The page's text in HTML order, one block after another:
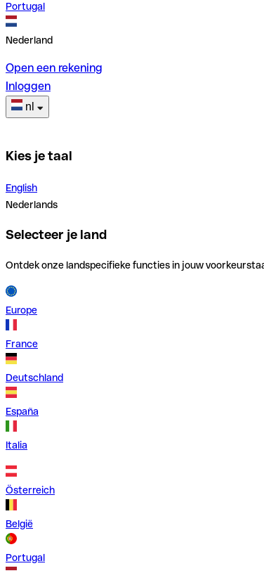
Portugal
Nederland
Open een rekening
Inloggen
nl
Kies je taal
English
Nederlands
Selecteer je land
Ontdek onze landspecifieke functies in jouw
Europe
France
Deutschland
España
Italia
Österreich
België
Portugal